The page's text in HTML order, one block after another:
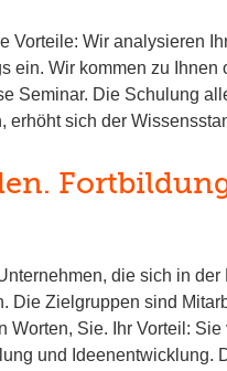
Vorteile: Wir analysieren
ein. Wir kommen zu Ihnen
Seminar. Die Schulung
sich der
die sich in der
Die Zielgruppen sind
Worten, Sie. Ihr Vorteil:
und Ideenentwicklung.